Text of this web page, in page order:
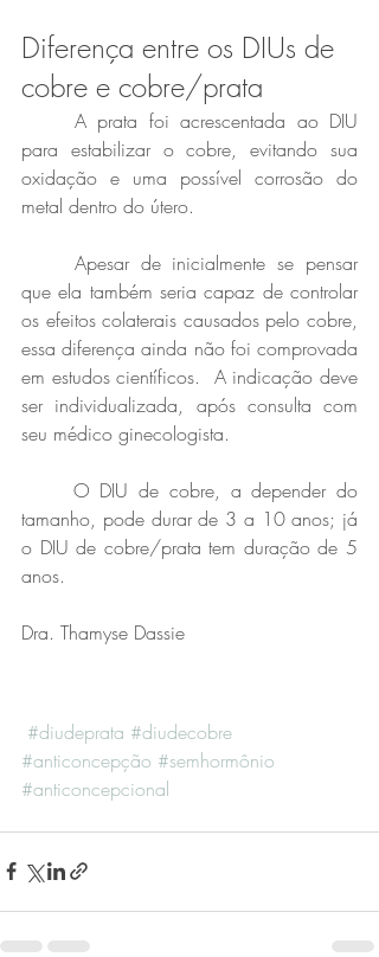
Diferença entre os DIUs de
cobre e cobre/prata
para estabilizar o cobre, evitando sua
oxidação e uma possível corrosão do
metal dentro do útero.
que ela também seria capaz de controlar
os efeitos colaterais causados pelo cobre,
essa diferença ainda não foi comprovada
em estudos científicos.  A indicação deve
ser individualizada, após consulta com
seu médico ginecologista.
tamanho, pode durar de 3 a 10 anos; já
o DIU de cobre/prata tem duração de 5
anos.
Dra. Thamyse Dassie
#diudeprata #diudecobre
#anticoncepção #semhormônio
#anticoncepcional